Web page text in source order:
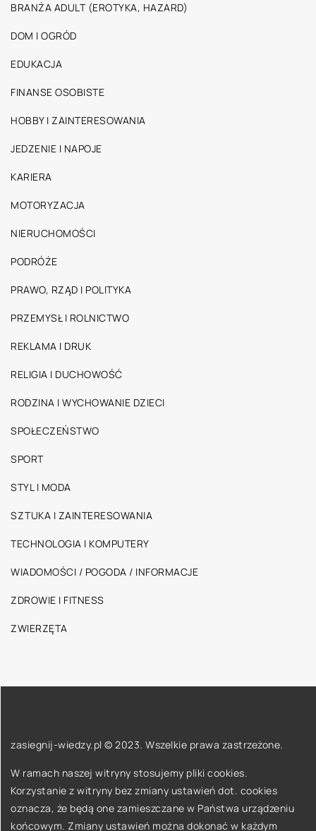
BRANŻA ADULT (EROTYKA, HAZARD)
DOM I OGRÓD
EDUKACJA
FINANSE OSOBISTE
HOBBY I ZAINTERESOWANIA
JEDZENIE I NAPOJE
KARIERA
MOTORYZACJA
NIERUCHOMOŚCI
PODRÓŻE
PRAWO, RZĄD I POLITYKA
PRZEMYSŁ I ROLNICTWO
REKLAMA I DRUK
RELIGIA I DUCHOWOŚĆ
RODZINA I WYCHOWANIE DZIECI
SPOŁECZEŃSTWO
SPORT
STYL I MODA
SZTUKA I ZAINTERESOWANIA
TECHNOLOGIA I KOMPUTERY
WIADOMOŚCI / POGODA / INFORMACJE
ZDROWIE I FITNESS
ZWIERZĘTA
zasiegnij-wiedzy.pl © 2023. Wszelkie prawa zastrzeżone.
W ramach naszej witryny stosujemy pliki cookies.
Korzystanie z witryny bez zmiany ustawień dot. cookies
oznacza, że będą one zamieszczane w Państwa urządzeniu
końcowym. Zmiany ustawień można dokonać w każdym